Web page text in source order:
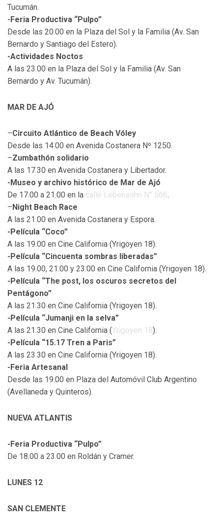
Tucumán.
-Feria Productiva “Pulpo”
Desde las 20.00 en la Plaza del Sol y la Familia (Av. San
Bernardo y Santiago del Estero).
-Actividades Noctos
A las 23.00 en la Plaza del Sol y la Familia (Av. San
Bernardo y Av. Tucumán).
MAR DE AJÓ
–Circuito Atlántico de Beach Vóley
Desde las 14.00 en Avenida Costanera Nº 1250.
–Zumbathón solidario
A las 17.30 en Avenida Costanera y Libertador.
-Museo y archivo histórico de Mar de Ajó
De 17.00 a 21.00 en la calle Lebensohn N° 566.
–Night Beach Race
A las 21.00 en Avenida Costanera y Espora.
-Película “Coco”
A las 19.00 en Cine California (Yrigoyen 18).
-Película “Cincuenta sombras liberadas”
A las 19.00, 21.00 y 23.00 en Cine California (Yrigoyen 18).
-Película “The post, los oscuros secretos del
Pentágono”
A las 21.30 en Cine California (Yrigoyen 18).
-Película “Jumanji en la selva”
A las 21.30 en Cine California (Yrigoyen 18).
-Película “15.17 Tren a Paris”
A las 23.30 en Cine California (Yrigoyen 18).
-Feria Artesanal
Desde las 19.00 en Plaza del Automóvil Club Argentino
(Avellaneda y Quinteros).
NUEVA ATLANTIS
-Feria Productiva “Pulpo”
De 18.00 a 23.00 en Roldán y Cramer.
LUNES 12
SAN CLEMENTE